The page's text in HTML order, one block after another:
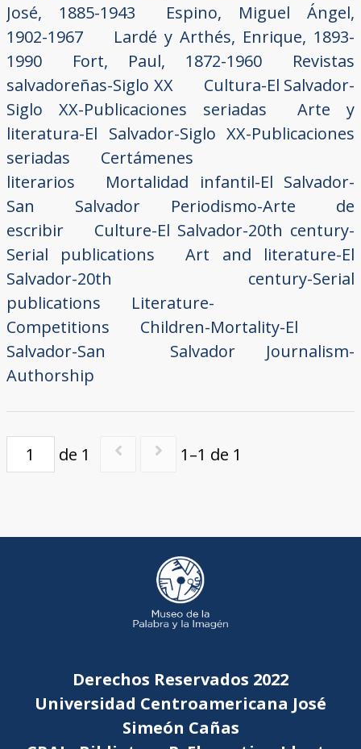
José, 1885-1943
Espino, Miguel Ángel,
1902-1967
Lardé y Arthés, Enrique, 1893-
1990
Fort, Paul, 1872-1960
Revistas
salvadoreñas-Siglo XX
Cultura-El Salvador-
Siglo XX-Publicaciones seriadas
Arte y
literatura-El Salvador-Siglo XX-Publicaciones
seriadas
Certámenes
literarios
Mortalidad infantil-El Salvador-
San Salvador
Periodismo-Arte de
escribir
Culture-El Salvador-20th century-
Serial publications
Art and literature-El
Salvador-20th century-Serial
publications
Literature-
Competitions
Children-Mortality-El
Salvador-San Salvador
Journalism-
Authorship
de 1 1–1 de 1
Derechos Reservados 2022
Universidad Centroamericana José
Simeón Cañas